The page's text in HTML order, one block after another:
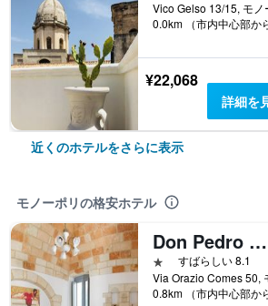
0.0km （市内中心部か
¥22,068
詳細を
近くのホテルをさらに表示
モノーポリの格安ホテル
Don Pedro di Toledo
1つ星すばらしい 8.1
0.8km （市内中心部か